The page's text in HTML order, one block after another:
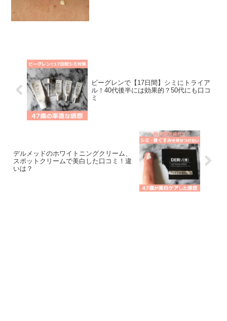
ビーグレンで【17日間】シミにトライア
ル！40代後半には効果的？50代にも口コ
ミ
デルメッドのホワイトニングクリーム、
スポットクリームで美白した口コミ！違
いは？